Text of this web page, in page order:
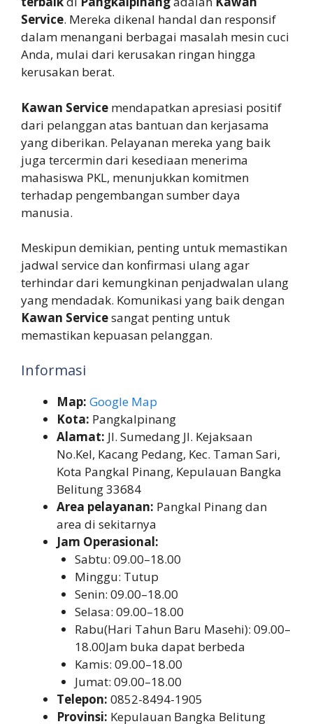
Service. Mereka dikenal handal dan responsif
dalam menangani berbagai masalah mesin cuci
Anda, mulai dari kerusakan ringan hingga
kerusakan berat.
Kawan Service mendapatkan apresiasi positif
dari pelanggan atas bantuan dan kerjasama
yang diberikan. Pelayanan mereka yang baik
juga tercermin dari kesediaan menerima
mahasiswa PKL, menunjukkan komitmen
terhadap pengembangan sumber daya
manusia.
Meskipun demikian, penting untuk memastikan
jadwal service dan konfirmasi ulang agar
terhindar dari kemungkinan penjadwalan ulang
yang mendadak. Komunikasi yang baik dengan
Kawan Servicesangat penting untuk
memastikan kepuasan pelanggan.
Informasi
Map: Google Map
Kota: Pangkalpinang
Alamat: Jl. Sumedang Jl. Kejaksaan
No.Kel, Kacang Pedang, Kec. Taman Sari,
Kota Pangkal Pinang, Kepulauan Bangka
Belitung 33684
Area pelayanan: Pangkal Pinang dan
area di sekitarnya
Jam Operasional:
Sabtu: 09.00–18.00
Minggu: Tutup
Senin: 09.00–18.00
Selasa: 09.00–18.00
Rabu(Hari Tahun Baru Masehi): 09.00–
18.00Jam buka dapat berbeda
Kamis: 09.00–18.00
Jumat: 09.00–18.00
Telepon: 0852-8494-1905
Provinsi: Kepulauan Bangka Belitung